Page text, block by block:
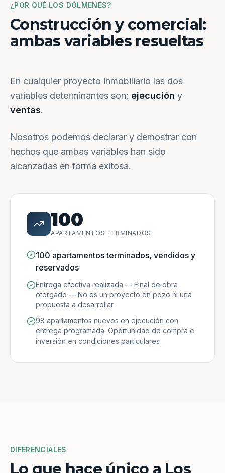
¿POR QUÉ LOS DÓLMENES?
Construcción y comercial:
ambas variables resueltas
En cualquier proyecto inmobiliario las dos
variables determinantes son: ejecución y
ventas.
Nosotros podemos declarar y demostrar con
hechos que ambas variables han sido
alcanzadas en forma exitosa.
100
APARTAMENTOS TERMINADOS
100 apartamentos terminados, vendidos y
reservados
Entrega efectiva realizada — Final de obra
otorgado — No es un proyecto en pozo ni una
propuesta a desarrollar
98 apartamentos nuevos en ejecución con
entrega programada. Oportunidad de compra e
inversión en condiciones particulares
DIFERENCIALES
Lo que hace único a Los